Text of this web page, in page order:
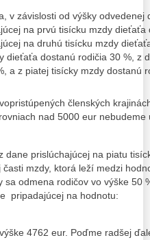
v závislosti od výšky
na prvú tisícku mzdy
na druhú tisícku mzdy
dieťaťa dostanú rodičia 30 %, z
a z piatej tisícky mzdy dostanú
členských
nad 5000 eur nebudeme
dane prislúchajúcej na piatu
mzdy, ktorá leží medzi
sa odmena rodičov vo výške 50
pripadajúcej na hodnotu:
4762 eur. Poďme radšej